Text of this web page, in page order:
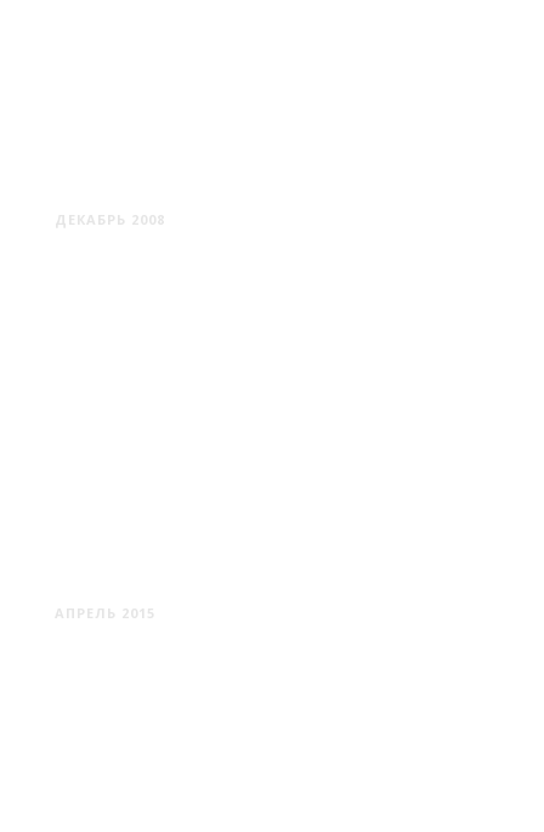
ДЕКАБРЬ 2008
АПРЕЛЬ 2015